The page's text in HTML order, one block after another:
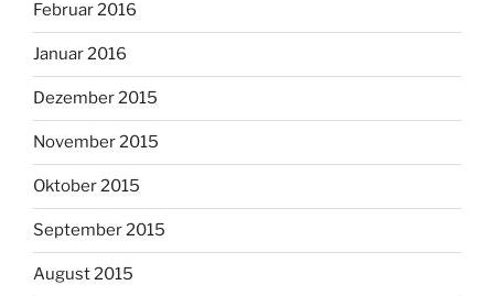
Februar 2016
Januar 2016
Dezember 2015
November 2015
Oktober 2015
September 2015
August 2015